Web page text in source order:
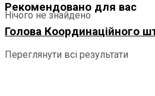
Нічого не знайдено
Переглянути всі результати
Рекомендовано для вас
Голова Координаційного